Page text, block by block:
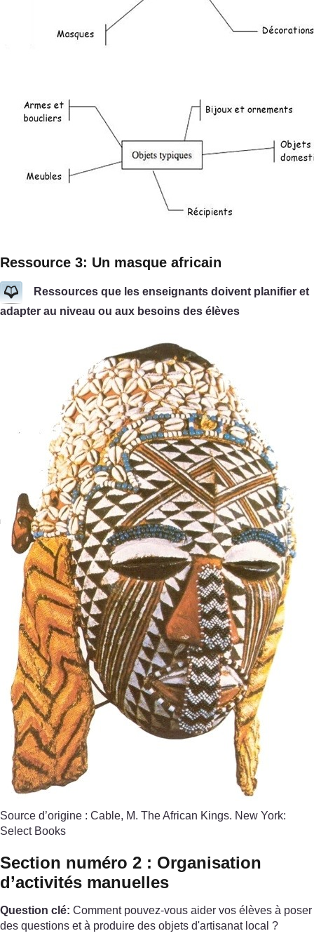
Ressource 3: Un masque africain
Ressources que les enseignants doivent planifier et
adapter au niveau ou aux besoins des élèves
Source d’origine : Cable, M. The African Kings. New York:
Select Books
Section numéro 2 : Organisation
d’activités manuelles
Question clé: Comment pouvez-vous aider vos élèves à poser
des questions et à produire des objets d'artisanat local ?